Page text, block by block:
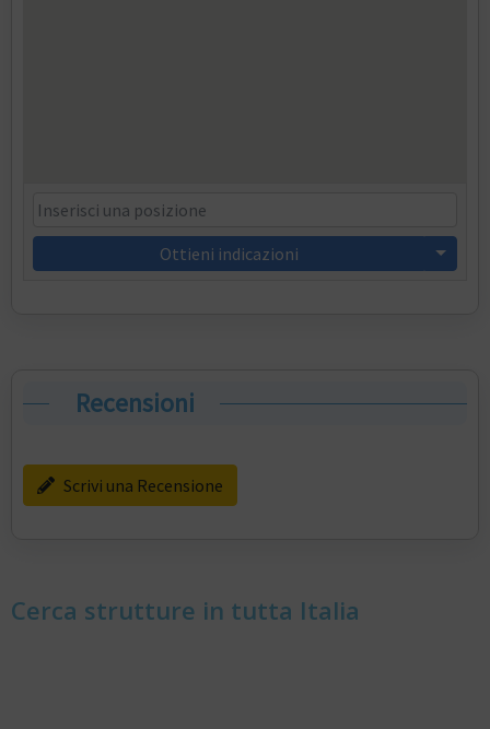
Ottieni indicazioni
Recensioni
Scrivi una Recensione
Cerca strutture in tutta Italia